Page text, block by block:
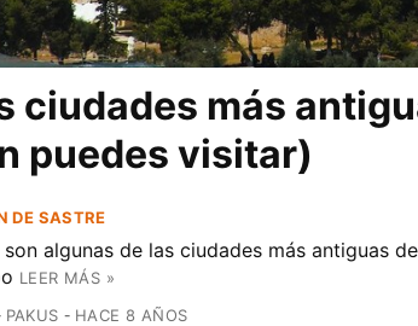
ciudades más
puedes visitar)
DE SASTRE
son algunas de las ciudades más antiguas
LEER MÁS »
PAKUS HACE 8 AÑOS